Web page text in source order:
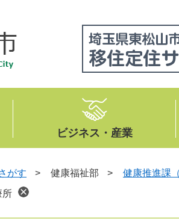
ビジネス・産業
がす > 健康福祉部 > 健康推進課
所